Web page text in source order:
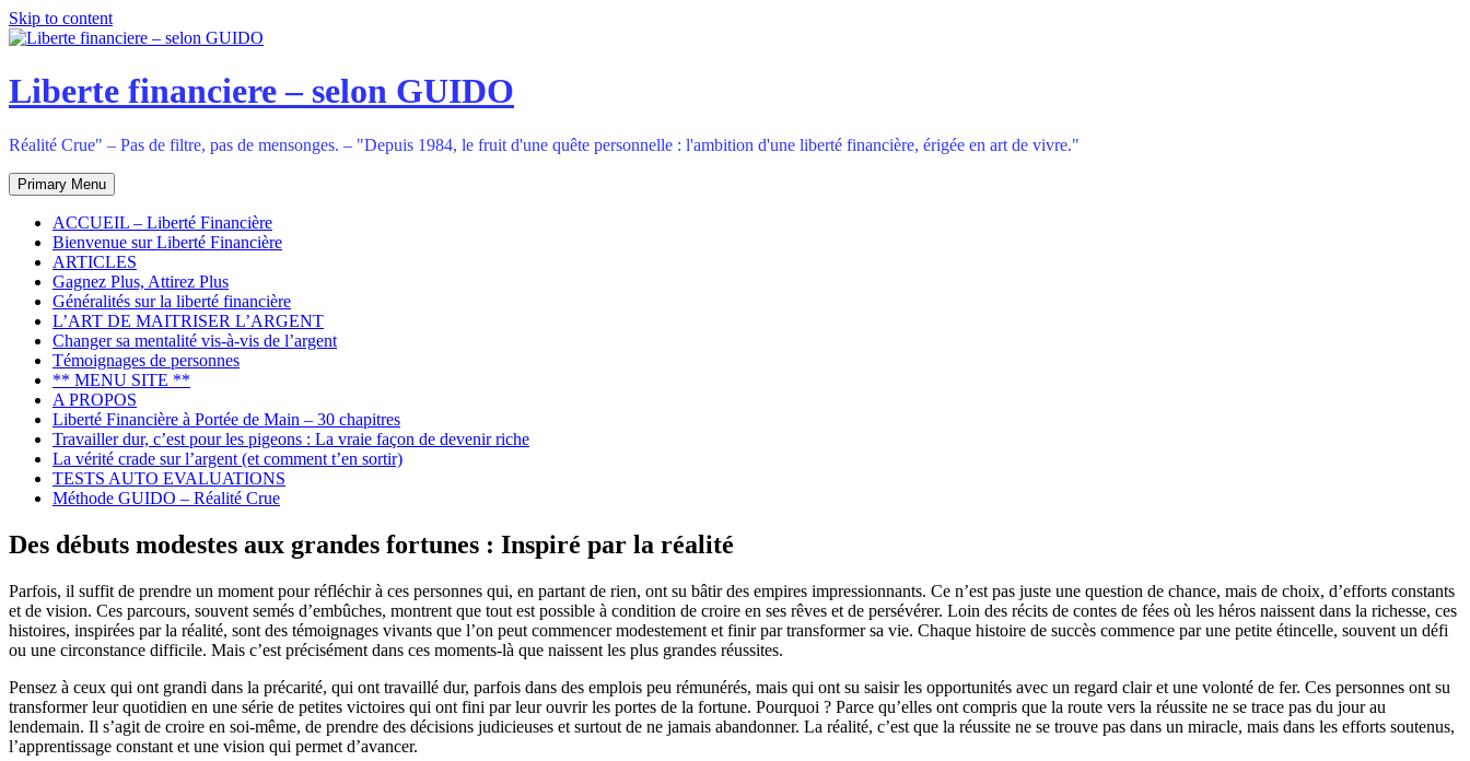
Skip to content
Liberte financiere – selon GUIDO
Réalité Crue" – Pas de filtre, pas de mensonges. – "Depuis 1984, le fruit d'une quête personnelle : l'ambition d'une liberté financière, érigée en art de vivre."
Primary Menu
ACCUEIL – Liberté Financière
Bienvenue sur Liberté Financière
ARTICLES
Gagnez Plus, Attirez Plus
Généralités sur la liberté financière
L’ART DE MAITRISER L’ARGENT
Changer sa mentalité vis-à-vis de l’argent
Témoignages de personnes
** MENU SITE **
A PROPOS
Liberté Financière à Portée de Main – 30 chapitres
Travailler dur, c’est pour les pigeons : La vraie façon de devenir riche
La vérité crade sur l’argent (et comment t’en sortir)
TESTS AUTO EVALUATIONS
Méthode GUIDO – Réalité Crue
Des débuts modestes aux grandes fortunes : Inspiré par la réalité
Parfois, il suffit de prendre un moment pour réfléchir à ces personnes qui, en partant de rien, ont su bâtir des empires impressionnants. Ce n’est pas juste une question de chance, mais de choix, d’efforts constants
et de vision. Ces parcours, souvent semés d’embûches, montrent que tout est possible à condition de croire en ses rêves et de persévérer. Loin des récits de contes de fées où les héros naissent dans la richesse, ces
histoires, inspirées par la réalité, sont des témoignages vivants que l’on peut commencer modestement et finir par transformer sa vie. Chaque histoire de succès commence par une petite étincelle, souvent un défi
ou une circonstance difficile. Mais c’est précisément dans ces moments-là que naissent les plus grandes réussites.
Pensez à ceux qui ont grandi dans la précarité, qui ont travaillé dur, parfois dans des emplois peu rémunérés, mais qui ont su saisir les opportunités avec un regard clair et une volonté de fer. Ces personnes ont su
transformer leur quotidien en une série de petites victoires qui ont fini par leur ouvrir les portes de la fortune. Pourquoi ? Parce qu’elles ont compris que la route vers la réussite ne se trace pas du jour au
lendemain. Il s’agit de croire en soi-même, de prendre des décisions judicieuses et surtout de ne jamais abandonner. La réalité, c’est que la réussite ne se trouve pas dans un miracle, mais dans les efforts soutenus,
l’apprentissage constant et une vision qui permet d’avancer.